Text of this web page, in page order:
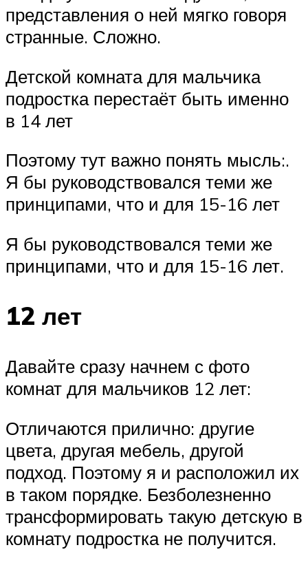
представления о ней мягко говоря
странные. Сложно.
Детской комната для мальчика
подростка перестаёт быть именно
в 14 лет
Поэтому тут важно понять мысль:.
Я бы руководствовался теми же
принципами, что и для 15-16 лет
Я бы руководствовался теми же
принципами, что и для 15-16 лет.
12 лет
Давайте сразу начнем с фото
комнат для мальчиков 12 лет:
Отличаются прилично: другие
цвета, другая мебель, другой
подход. Поэтому я и расположил их
в таком порядке. Безболезненно
трансформировать такую детскую в
комнату подростка не получится.